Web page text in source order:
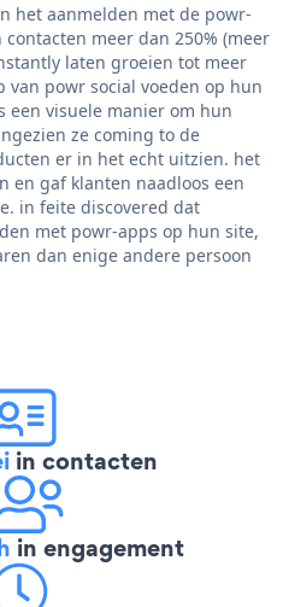
het aanmelden met de powr-
meer dan 250% (meer
laten groeien tot meer
van powr social voeden op hun
een visuele manier om hun
ze coming to de
er in het echt uitzien. het
en gaf klanten naadloos een
in feite discovered dat
met powr-apps op hun site,
dan enige andere persoon
in contacten
in engagement